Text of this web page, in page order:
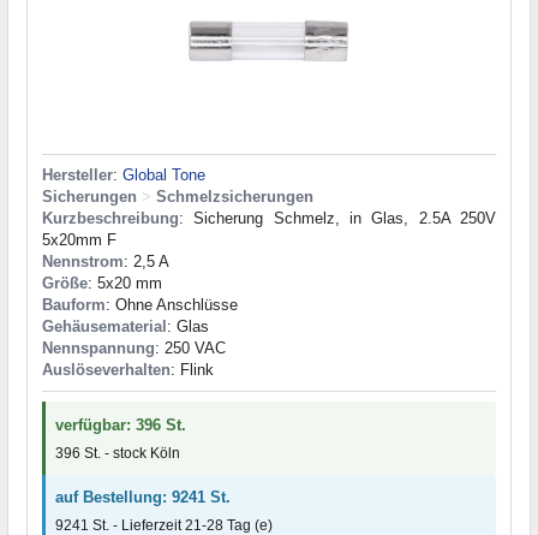
Hersteller: Global Tone
Sicherungen > Schmelzsicherungen
Kurzbeschreibung: Sicherung Schmelz, in Glas, 2.5A 250V
5x20mm F
Nennstrom: 2,5 A
Größe: 5x20 mm
Bauform: Ohne Anschlüsse
Gehäusematerial : Glas
Nennspannung: 250 VAC
Auslöseverhalten: Flink
verfügbar: 396 St.
396 St. - stock Köln
auf Bestellung: 9241 St.
9241 St. - Lieferzeit 21-28 Tag (e)